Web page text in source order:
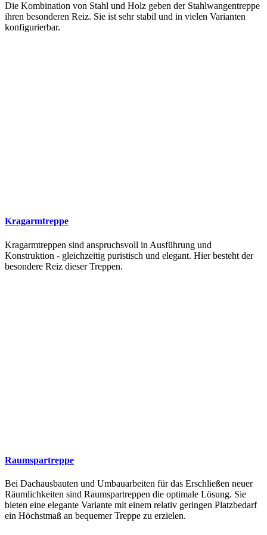
Die Kombination von Stahl und Holz geben der Stahlwangentreppe
ihren besonderen Reiz. Sie ist sehr stabil und in vielen Varianten
konfigurierbar.
Kragarmtreppe
Kragarmtreppen sind anspruchsvoll in Ausführung und
Konstruktion - gleichzeitig puristisch und elegant. Hier besteht der
besondere Reiz dieser Treppen.
Raumspartreppe
Bei Dachausbauten und Umbauarbeiten für das Erschließen neuer
Räumlichkeiten sind Raumspartreppen die optimale Lösung. Sie
bieten eine elegante Variante mit einem relativ geringen Platzbedarf
ein Höchstmaß an bequemer Treppe zu erzielen.